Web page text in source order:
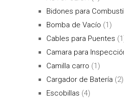
Bidones para
Bomba de Vacío (1)
Cables para Puentes
Camara para
Camilla carro (1)
Cargador de Batería (2)
Escobillas (4)